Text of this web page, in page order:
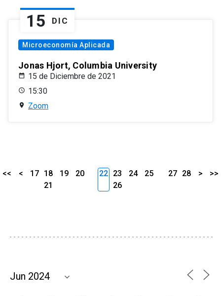
15 DIC
Microeconomía Aplicada
Jonas Hjort, Columbia University
15 de Diciembre de 2021
15:30
Zoom
<< < 17 18 19
20
21
22 23 24
25
26
27 28 > >>